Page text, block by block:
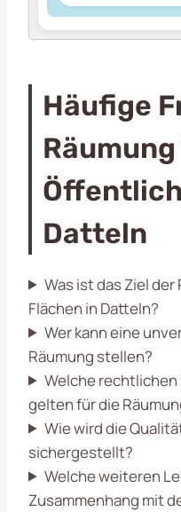
Häufige
Räumung
Datteln
Was ist das Ziel
Flächen in Datteln?
Wer kann eine
Räumung stellen?
Welche
gelten für die
Wie wird die
sichergestellt?
Welche weiteren
Zusammenhang mit